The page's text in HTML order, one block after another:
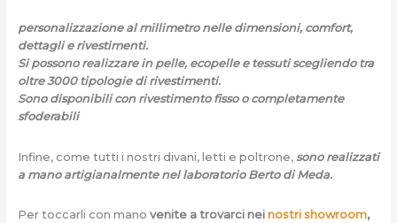
personalizzazione al millimetro nelle dimensioni, comfort,
dettagli e rivestimenti.
Si possono realizzare in pelle, ecopelle e tessuti scegliendo tra
oltre 3000 tipologie di rivestimenti.
Sono disponibili con rivestimento fisso o completamente
sfoderabili
Infine, come tutti i nostri divani, letti e poltrone, sono realizzati
a mano artigianalmente nel laboratorio Berto di Meda.
Per toccarli con mano venite a trovarci nei nostri showroom,